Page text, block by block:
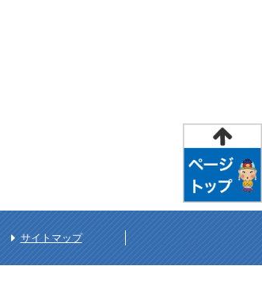
サイトマップ